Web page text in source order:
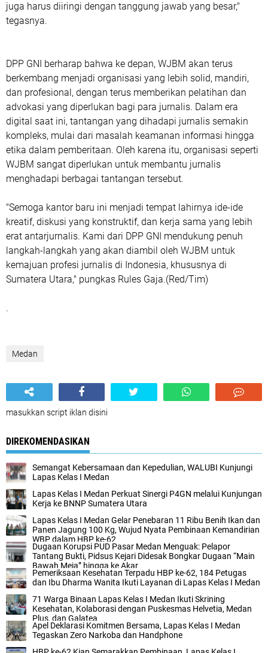
juga harus diiringi dengan tanggung jawab yang besar,"
tegasnya.
DPP GNI berharap bahwa ke depan, WJBM akan terus
berkembang menjadi organisasi yang lebih solid, mandiri,
dan profesional, dengan terus memberikan pelatihan dan
advokasi yang diperlukan bagi para jurnalis. Dalam era
digital saat ini, tantangan yang dihadapi jurnalis semakin
kompleks, mulai dari masalah keamanan informasi hingga
etika dalam pemberitaan. Oleh karena itu, organisasi seperti
WJBM sangat diperlukan untuk membantu jurnalis
menghadapi berbagai tantangan tersebut.
"Semoga kantor baru ini menjadi tempat lahirnya ide-ide
kreatif, diskusi yang konstruktif, dan kerja sama yang lebih
erat antarjurnalis. Kami dari DPP GNI mendukung penuh
langkah-langkah yang akan diambil oleh WJBM untuk
kemajuan profesi jurnalis di Indonesia, khususnya di
Sumatera Utara," pungkas Rules Gaja.(Red/Tim)
.
Medan
masukkan script iklan disini
DIREKOMENDASIKAN
Semangat Kebersamaan dan Kepedulian, WALUBI Kunjungi
Lapas Kelas I Medan
Lapas Kelas I Medan Perkuat Sinergi P4GN melalui Kunjungan
Kerja ke BNNP Sumatera Utara
Lapas Kelas I Medan Gelar Penebaran 11 Ribu Benih Ikan dan
Panen Jagung 100 Kg, Wujud Nyata Pembinaan Kemandirian
WBP dalam HBP ke-62
Dugaan Korupsi PUD Pasar Medan Menguak: Pelapor
Tantang Bukti, Pidsus Kejari Didesak Bongkar Dugaan “Main
Bawah Meja” hingga ke Akar
Pemeriksaan Kesehatan Terpadu HBP ke-62, 184 Petugas
dan Ibu Dharma Wanita Ikuti Layanan di Lapas Kelas I Medan
71 Warga Binaan Lapas Kelas I Medan Ikuti Skrining
Kesehatan, Kolaborasi dengan Puskesmas Helvetia, Medan
Plus, dan Galatea
Apel Deklarasi Komitmen Bersama, Lapas Kelas I Medan
Tegaskan Zero Narkoba dan Handphone